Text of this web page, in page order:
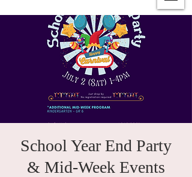
School Year End Party
& Mid-Week Events